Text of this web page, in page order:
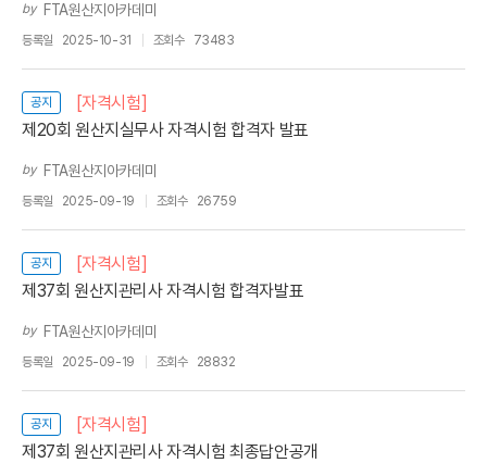
by FTA원산지아카데미
등록일 2025-10-31 조회수 73483
공지
[자격시험]
제20회 원산지실무사 자격시험 합격자 발표
by FTA원산지아카데미
등록일 2025-09-19 조회수 26759
공지
[자격시험]
제37회 원산지관리사 자격시험 합격자발표
by FTA원산지아카데미
등록일 2025-09-19 조회수 28832
공지
[자격시험]
제37회 원산지관리사 자격시험 최종답안공개